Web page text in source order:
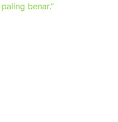
benar.”